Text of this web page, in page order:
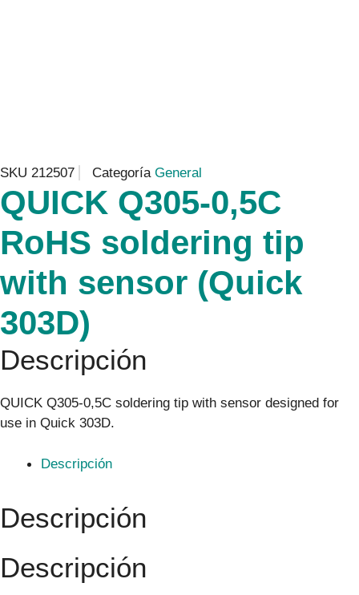
SKU 212507 Categoría General
QUICK Q305-0,5C
RoHS soldering tip
with sensor (Quick
303D)
Descripción
QUICK Q305-0,5C soldering tip with sensor designed for
use in Quick 303D.
Descripción
Descripción
Descripción